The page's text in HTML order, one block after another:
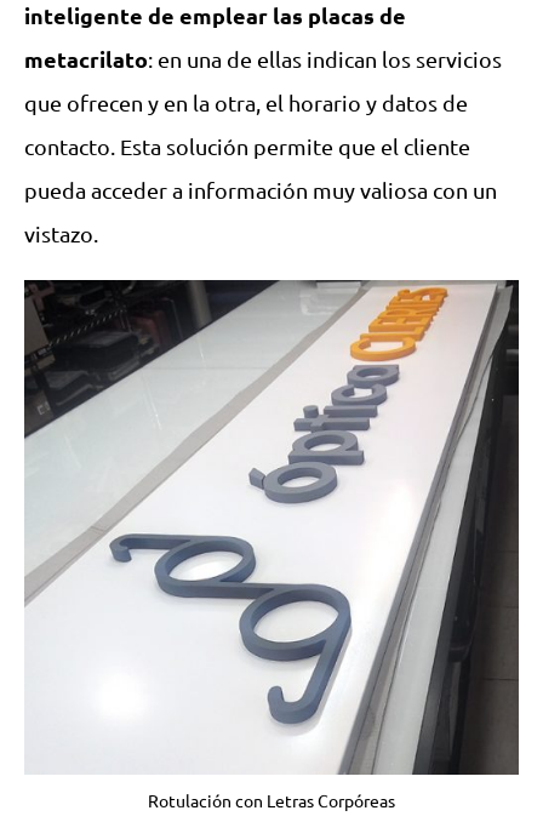
inteligente de emplear las placas de
metacrilato: en una de ellas indican los servicios
que ofrecen y en la otra, el horario y datos de
contacto. Esta solución permite que el cliente
pueda acceder a información muy valiosa con un
vistazo.
Rotulación con Letras Corpóreas